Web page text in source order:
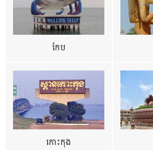
កែប
កោះកុង